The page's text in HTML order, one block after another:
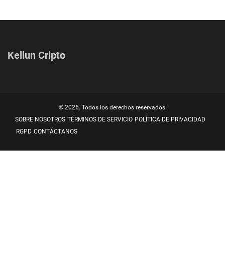
Kellun Cripto
© 2026. Todos los derechos reservados.
SOBRE NOSOTROS TÉRMINOS DE SERVICIO POLÍTICA DE PRIVACIDAD
RGPD CONTÁCTANOS